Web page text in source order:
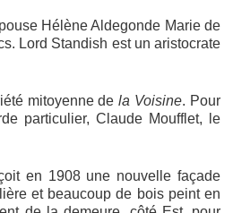
Hélène Aldegonde Marie de
Lord Standish est un aristocrate
mitoyenne dela Voisine. Pour
particulier, Claude Moufflet, le
en 1908 une nouvelle façade
et beaucoup de bois peint en